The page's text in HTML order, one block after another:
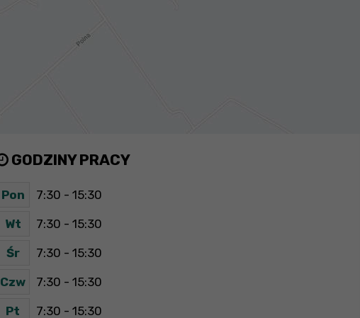
GODZINY PRACY
Pon 7:30 - 15:30
Wt 7:30 - 15:30
Śr 7:30 - 15:30
Czw 7:30 - 15:30
Pt 7:30 - 15:30